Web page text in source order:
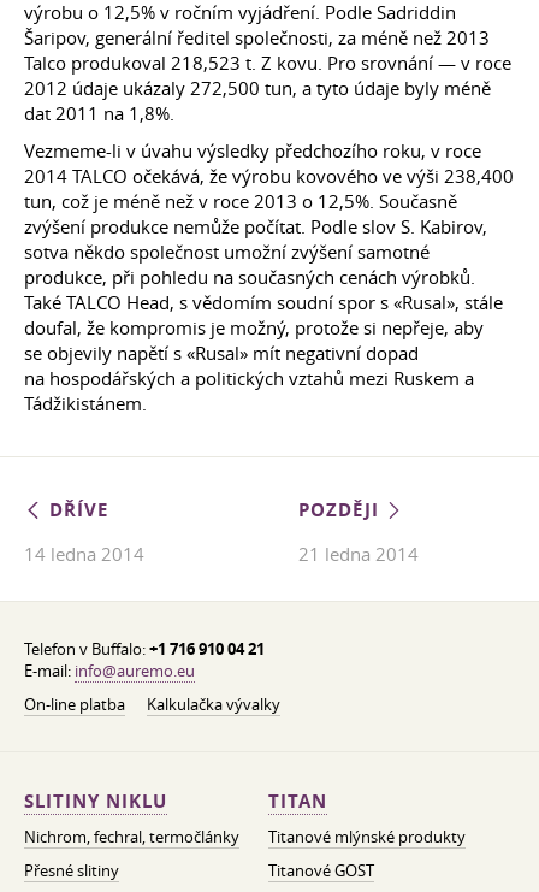
výrobu o 12,5% v ročním vyjádření. Podle Sadriddin
Šaripov, generální ředitel společnosti, za méně než 2013
Talco produkoval 218,523 t. Z kovu. Pro srovnání — v roce
2012 údaje ukázaly 272,500 tun, a tyto údaje byly méně
dat 2011 na 1,8%.
Vezmeme-li v úvahu výsledky předchozího roku, v roce
2014 TALCO očekává, že výrobu kovového ve výši 238,400
tun, což je méně než v roce 2013 o 12,5%. Současně
zvýšení produkce nemůže počítat. Podle slov S. Kabirov,
sotva někdo společnost umožní zvýšení samotné
produkce, při pohledu na současných cenách výrobků.
Také TALCO Head, s vědomím soudní spor s «Rusal», stále
doufal, že kompromis je možný, protože si nepřeje, aby
se objevily napětí s «Rusal» mít negativní dopad
na hospodářských a politických vztahů mezi Ruskem a
Tádžikistánem.
DŘÍVE
14 ledna 2014
POZDĚJI
21 ledna 2014
Telefon v Buffalo:+1 716 910 04 21
E-mail: info@auremo.eu
On-line platba
Kalkulačka vývalky
SLITINY NIKLU
Nichrom, fechral, termočlánky
Přesné slitiny
TITAN
Titanové mlýnské produkty
Titanové GOST